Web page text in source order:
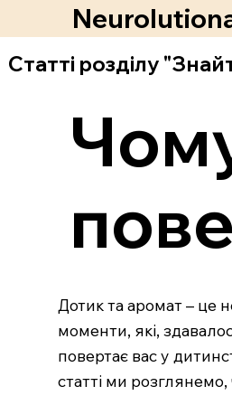
Статті розділу
Дотик та аромат – це
моменти, які,
повертає вас у
статті ми